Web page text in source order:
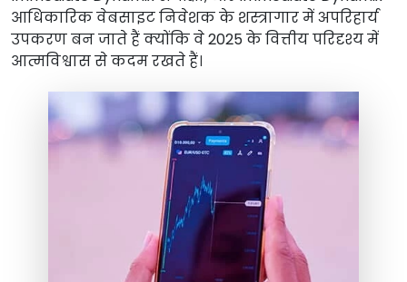
आधिकारिक वेबसाइट निवेशक के शस्त्रागार में अपरिहार्य
उपकरण बन जाते हैं क्योंकि वे 2025 के वित्तीय परिदृश्य में
आत्मविश्वास से कदम रखते हैं।